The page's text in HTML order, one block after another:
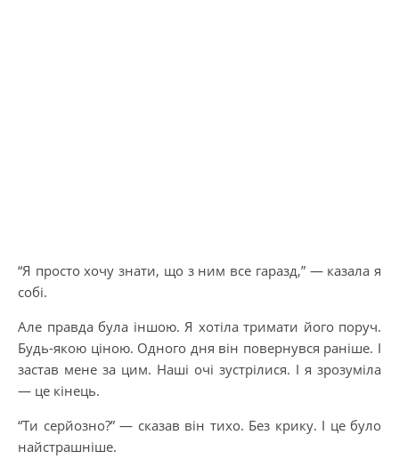
“Я просто хочу знати, що з ним все гаразд,” — казала я
собі.
Але правда була іншою. Я хотіла тримати його поруч.
Будь-якою ціною. Одного дня він повернувся раніше. І
застав мене за цим. Наші очі зустрілися. І я зрозуміла
— це кінець.
“Ти серйозно?” — сказав він тихо. Без крику. І це було
найстрашніше.